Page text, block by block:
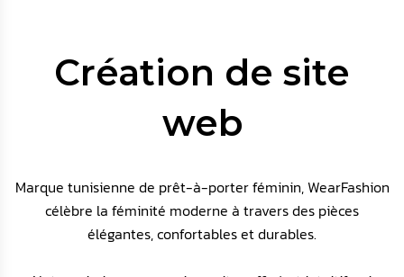
Création de site
web
Marque tunisienne de prêt-à-porter féminin, WearFashion
célèbre la féminité moderne à travers des pièces
élégantes, confortables et durables.